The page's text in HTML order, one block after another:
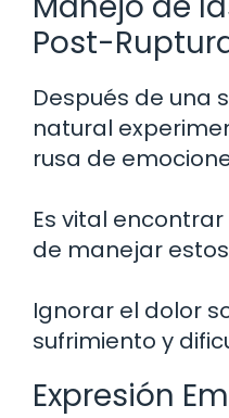
Post-
Después de una
natural
rusa de
Es vital
de manejar
Ignorar el dolor
sufrimiento y
Expresión